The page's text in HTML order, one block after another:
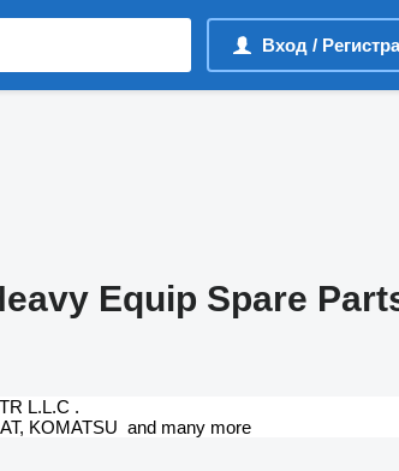
Вход /
Equip Spare
L.L.C .
KOMATSU and many more